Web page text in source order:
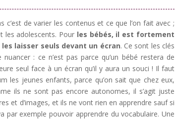
c’est de varier les contenus et ce que l’on fait avec ;
les adolescents. Pour les bébés, il est fortement
laisser seuls devant un écran. Ce sont les clés
: ce n’est pas parce qu’un bébé restera de
seul face à un écran qu’il y aura un souci ! Il faut
les jeunes enfants, parce qu’on sait que chez eux,
ils ne sont pas encore autonomes, il s’agit juste
et d’images, et ils ne vont rien en apprendre sauf si
par exemple pouvoir apprendre du vocabulaire. Une